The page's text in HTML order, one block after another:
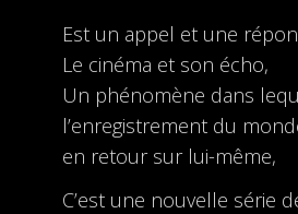
Est un appel et une
Le cinéma et son écho,
Un phénomène dans
l’enregistrement du
en retour sur lui-même,
C’est une nouvelle série